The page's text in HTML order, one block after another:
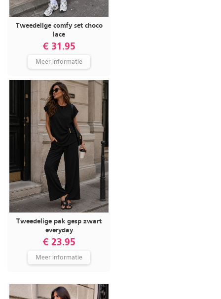
Tweedelige comfy set choco
lace
€ 31.95
Meer informatie
Tweedelige pak gesp zwart
everyday
€ 23.95
Meer informatie